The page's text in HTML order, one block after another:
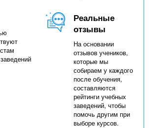
Реальные
отзывы
На основании
отзывов учеников,
которые мы
собираем у каждого
после обучения,
составляются
рейтинги учебных
заведений, чтобы
помочь другим при
выборе курсов.